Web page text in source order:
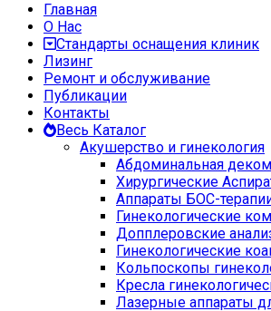
Главная
О Нас
Стандарты оснащения клиник
Лизинг
Ремонт и обслуживание
Публикации
Контакты
Весь Каталог
Акушерство и гинекология
Абдоминальная
Хирургические
Аппараты БОС-
Гинекологические
Допплеровские
Гинекологические
Кольпоскопы
Кресла
Лазерные аппараты